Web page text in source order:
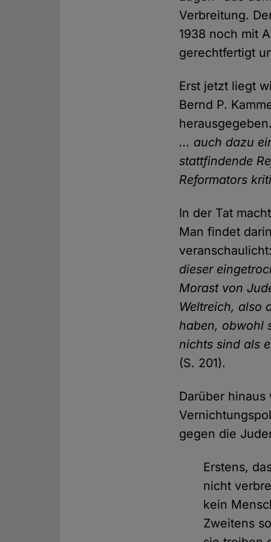
Verbreitung.
1938 noch mit
gerechtfertigt
Erst jetzt liegt
Bernd P.
... auch dazu
stattfindende
Reformators
In der Tat
Man findet
veranschaulicht:
dieser
Morast von
Weltreich, also
haben, obwohl
nichts sind als
(S. 201).
Darüber
gegen die
Erstens,
nicht
kein
Zweitens